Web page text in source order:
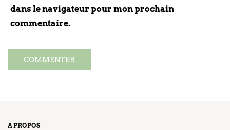
dans le navigateur pour mon prochain
commentaire.
A PROPOS